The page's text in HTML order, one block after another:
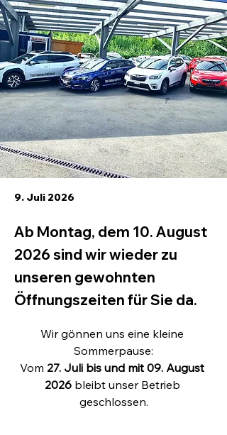
9. Juli 2026
Ab Montag, dem 10. August
2026 sind wir wieder zu
unseren gewohnten
Öffnungszeiten für Sie da.
Wir gönnen uns eine kleine
Sommerpause:
Vom 27. Juli bis und mit 09. August
2026 bleibt unser Betrieb
geschlossen.